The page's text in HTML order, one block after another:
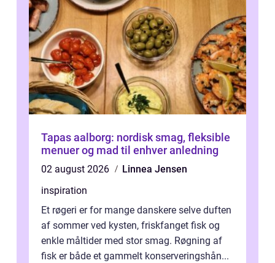
Tapas aalborg: nordisk smag, fleksible
menuer og mad til enhver anledning
02 august 2026
Linnea Jensen
inspiration
Et røgeri er for mange danskere selve duften
af sommer ved kysten, friskfanget fisk og
enkle måltider med stor smag. Røgning af
fisk er både et gammelt konserveringshån...